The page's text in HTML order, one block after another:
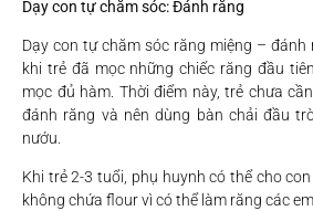
Dạy con tự chăm sóc: Đánh răng
Dạy con tự chăm sóc răng miệng – đánh
khi trẻ đã mọc những chiếc răng đầu
mọc đủ hàm. Thời điểm này, trẻ chưa
đánh răng và nên dùng bàn chải đầu
nướu.
Khi trẻ 2-3 tuổi, phụ huynh có thể cho
không chứa flour vì có thể làm răng các